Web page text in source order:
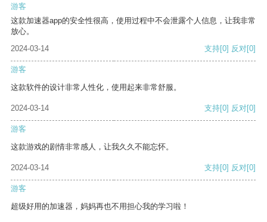
游客
这款加速器app的安全性很高，使用过程中不会泄露个人信息，让我非常
放心。
2024-03-14
支持[0] 反对[0]
游客
这款软件的设计非常人性化，使用起来非常舒服。
2024-03-14 支持[0] 反对[0]
游客
这款游戏的剧情非常感人，让我久久不能忘怀。
2024-03-14 支持[0] 反对[0]
游客
超级好用的加速器，妈妈再也不用担心我的学习啦！